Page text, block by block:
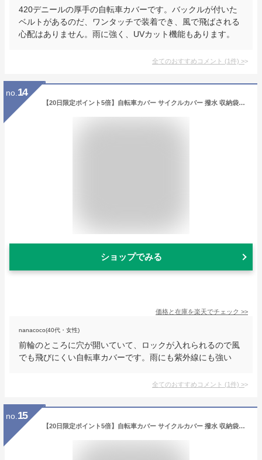
420デニールの厚手の自転車カバーです。バックルが付いた
ベルトがあるのだ、ワンタッチで装着でき、風で飛ばされる
心配はありません。雨に強く、UVカット機能もあります。
全てのおすすめコメント (1件) >
no. 14
【20日限定ポイント5倍】自転車カバー サイクルカバー 撥水 収納袋付き 防水カバー UVカット 飛ばない 盗難防止【翌日配達送料無料】
ショップでみる
価格と在庫を楽天でチェック >>
nanacoco(40代・女性)
前輪のところに穴が開いていて、ロックが入れられるので風
でも飛びにくい自転車カバーです。雨にも紫外線にも強い
全てのおすすめコメント (1件) >
no. 15
【20日限定ポイント5倍】自転車カバー サイクルカバー 撥水 収納袋付き 防水カバー UVカット 飛ばない 盗難防止【翌日配達送料無料】 秋冬応援